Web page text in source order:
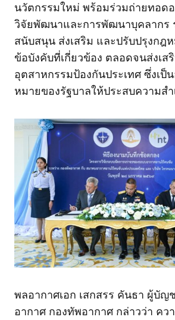
นวัตกรรมใหม่ พร้อมร่วมถ่ายทอด
วิจัยพัฒนาและการพัฒนาบุคลากร
สนับสนุน ส่งเสริม และปรับปรุงกฎ
ข้อบังคับที่เกี่ยวข้อง ตลอดจนส่งเ
อุตสาหกรรมป้องกันประเทศ ซึ่งเป็
หมายของรัฐบาลให้ประสบความสำ
พลอากาศเอก เสกสรร คันธา ผู้บัญ
อากาศ กองทัพอากาศ กล่าวว่า คว